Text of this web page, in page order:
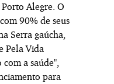
Alegre. O
90% de seus
Serra gaúcha,
Pela Vida
a saúde",
para